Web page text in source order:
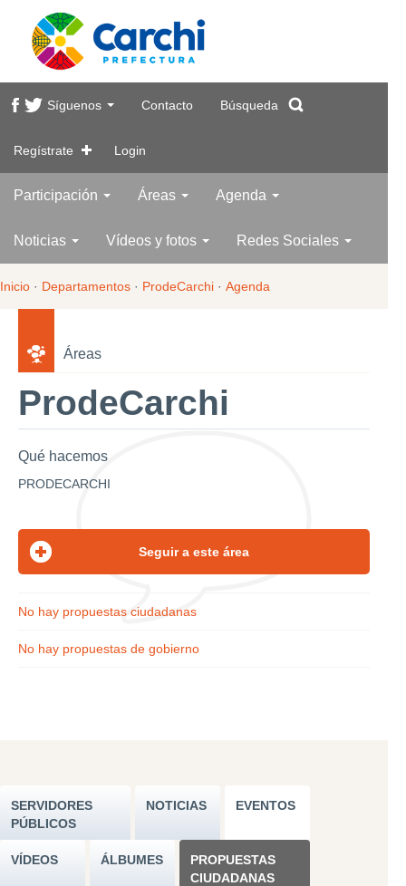
Síguenos Contacto Búsqueda
Regístrate Login
Participación Áreas Agenda
Noticias Vídeos y fotos Redes Sociales
Inicio · Departamentos · ProdeCarchi · Agenda
Áreas
ProdeCarchi
Qué hacemos
PRODECARCHI
No hay propuestas ciudadanas
No hay propuestas de gobierno
SERVIDORES
PÚBLICOS
NOTICIAS EVENTOS
VÍDEOS ÁLBUMES
PROPUESTAS
CIUDADANAS